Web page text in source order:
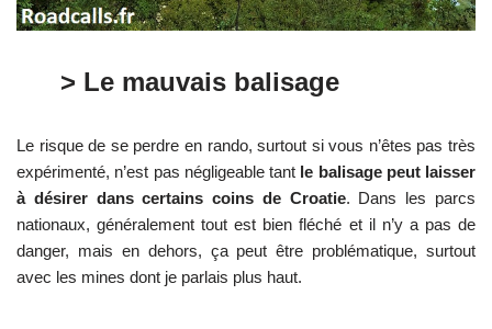
> Le mauvais balisage
Le risque de se perdre en rando, surtout si vous n’êtes pas très
expérimenté, n’est pas négligeable tant le balisage peut laisser
à désirer dans certains coins de Croatie. Dans les parcs
nationaux, généralement tout est bien fléché et il n’y a pas de
danger, mais en dehors, ça peut être problématique, surtout
avec les mines dont je parlais plus haut.